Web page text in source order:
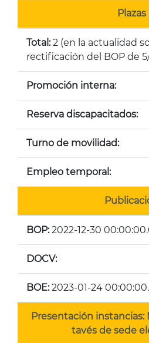
Plazas
Total:2 (en la actualidad
rectificación del BOP de
Promoción interna:
Reserva discapacitados:
Turno de movilidad:
Empleo temporal:
BOP:2022-12-30
DOCV:
BOE:2023-01-24
Presentación instancias:
tavés de sede